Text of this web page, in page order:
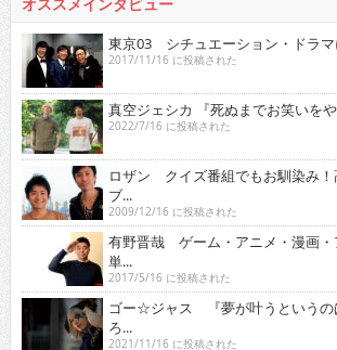
オススメインタビュー
東京03 シチュエーション・ドラマ
2017/11/16 に投稿された
真空ジェシカ 『死ぬまでお笑いを
2022/7/16 に投稿された
ロザン クイズ番組でもお馴染み！
ブ...
2009/12/16 に投稿された
有野晋哉 ゲーム・アニメ・漫画・
単...
2017/5/16 に投稿された
ゴー☆ジャス 『夢が叶うというの
ろ...
2021/11/16 に投稿された